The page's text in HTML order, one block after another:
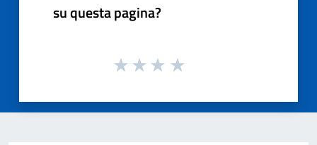
su questa pagina?